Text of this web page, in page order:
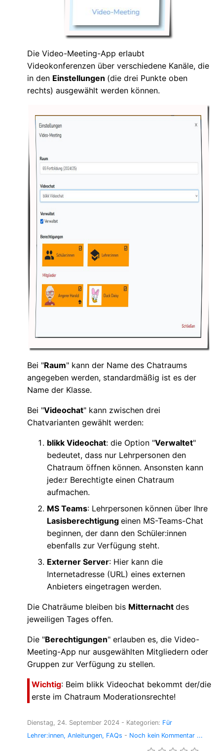
Die Video-Meeting-App erlaubt
Videokonferenzen über verschiedene Kanäle, die
in den Einstellungen (die drei Punkte oben
rechts) ausgewählt werden können.
Bei "Raum" kann der Name des Chatraums
angegeben werden, standardmäßig ist es der
Name der Klasse.
Bei "Videochat" kann zwischen drei
Chatvarianten gewählt werden:
blikk Videochat: die Option "Verwaltet"
bedeutet, dass nur Lehrpersonen den
Chatraum öffnen können. Ansonsten kann
jede:r Berechtigte einen Chatraum
aufmachen.
MS Teams: Lehrpersonen können über Ihre
Lasisberechtigung einen MS-Teams-Chat
beginnen, der dann den Schüler:innen
ebenfalls zur Verfügung steht.
Externer Server: Hier kann die
Internetadresse (URL) eines externen
Anbieters eingetragen werden.
Die Chaträume bleiben bis Mitternacht des
jeweiligen Tages offen.
Die "Berechtigungen" erlauben es, die Video-
Meeting-App nur ausgewählten Mitgliedern oder
Gruppen zur Verfügung zu stellen.
Wichtig: Beim blikk Videochat bekommt der/die
erste im Chatraum Moderationsrechte!
Dienstag, 24. September 2024 - Kategorien: Für
Lehrer:innen Anleitungen FAQs - Noch kein Kommentar ...